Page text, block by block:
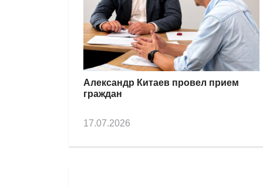
Александр Китаев провел прием
граждан
17.07.2026